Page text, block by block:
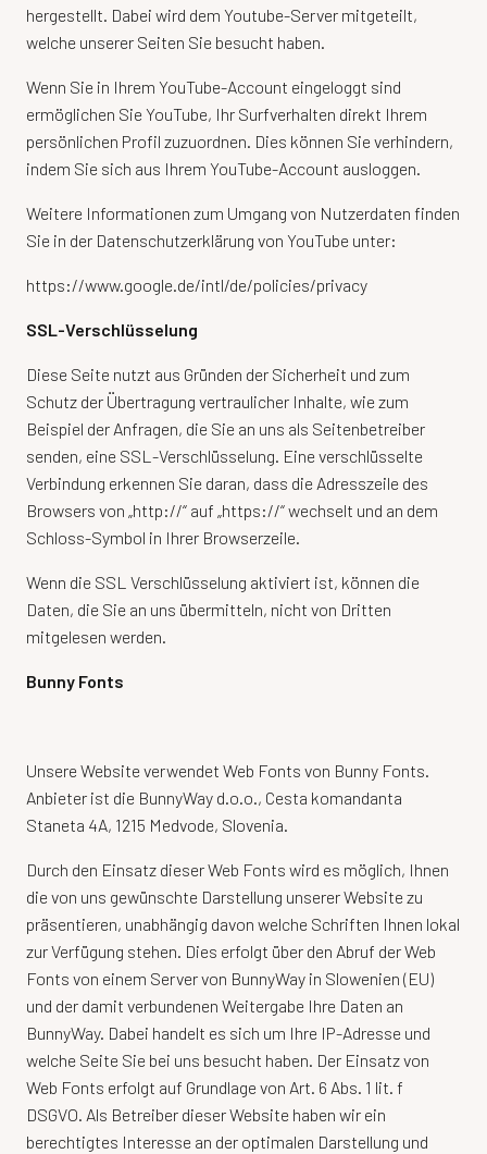
hergestellt. Dabei wird dem Youtube-Server mitgeteilt,
welche unserer Seiten Sie besucht haben.
Wenn Sie in Ihrem YouTube-Account eingeloggt sind
ermöglichen Sie YouTube, Ihr Surfverhalten direkt Ihrem
persönlichen Profil zuzuordnen. Dies können Sie verhindern,
indem Sie sich aus Ihrem YouTube-Account ausloggen.
Weitere Informationen zum Umgang von Nutzerdaten finden
Sie in der Datenschutzerklärung von YouTube unter:
https://www.google.de/intl/de/policies/privacy
SSL-Verschlüsselung
Diese Seite nutzt aus Gründen der Sicherheit und zum
Schutz der Übertragung vertraulicher Inhalte, wie zum
Beispiel der Anfragen, die Sie an uns als Seitenbetreiber
senden, eine SSL-Verschlüsselung. Eine verschlüsselte
Verbindung erkennen Sie daran, dass die Adresszeile des
Browsers von „http://“ auf „https://“ wechselt und an dem
Schloss-Symbol in Ihrer Browserzeile.
Wenn die SSL Verschlüsselung aktiviert ist, können die
Daten, die Sie an uns übermitteln, nicht von Dritten
mitgelesen werden.
Bunny Fonts
Unsere Website verwendet Web Fonts von Bunny Fonts.
Anbieter ist die BunnyWay d.o.o., Cesta komandanta
Staneta 4A, 1215 Medvode, Slovenia.
Durch den Einsatz dieser Web Fonts wird es möglich, Ihnen
die von uns gewünschte Darstellung unserer Website zu
präsentieren, unabhängig davon welche Schriften Ihnen lokal
zur Verfügung stehen. Dies erfolgt über den Abruf der Web
Fonts von einem Server von BunnyWay in Slowenien (EU)
und der damit verbundenen Weitergabe Ihre Daten an
BunnyWay. Dabei handelt es sich um Ihre IP-Adresse und
welche Seite Sie bei uns besucht haben. Der Einsatz von
Web Fonts erfolgt auf Grundlage von Art. 6 Abs. 1 lit. f
DSGVO. Als Betreiber dieser Website haben wir ein
berechtigtes Interesse an der optimalen Darstellung und